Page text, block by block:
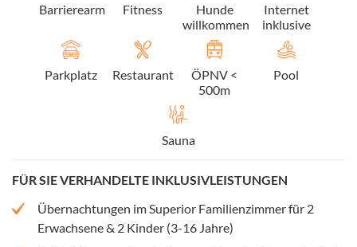
Barrierearm Fitness
Hunde
willkommen
Internet
inklusive
Parkplatz Restaurant
ÖPNV <
500m
Pool
Sauna
FÜR SIE VERHANDELTE INKLUSIVLEISTUNGEN
Übernachtungen im Superior Familienzimmer für 2
Erwachsene & 2 Kinder (3-16 Jahre)